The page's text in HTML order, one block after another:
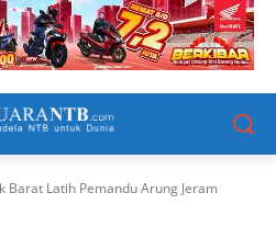
Barat Latih Pemandu Arung Jeram